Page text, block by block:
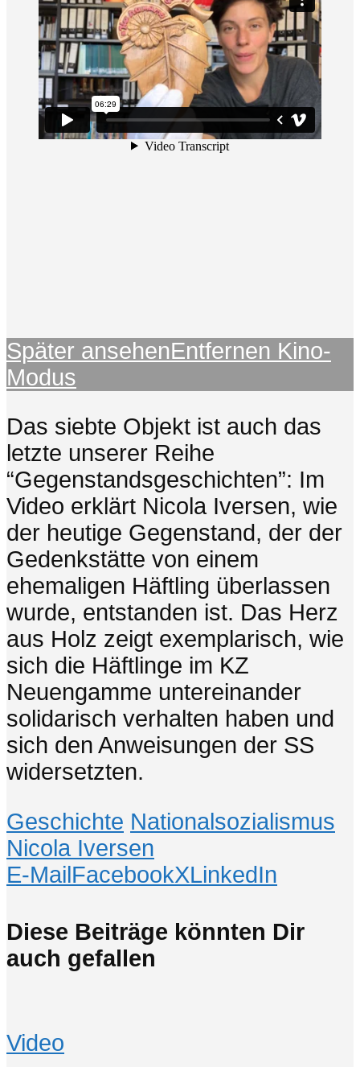
Später ansehenEntfernen Kino-
Modus
Das siebte Objekt ist auch das
letzte unserer Reihe
“Gegenstandsgeschichten”: Im
Video erklärt Nicola Iversen, wie
der heutige Gegenstand, der der
Gedenkstätte von einem
ehemaligen Häftling überlassen
wurde, entstanden ist. Das Herz
aus Holz zeigt exemplarisch, wie
sich die Häftlinge im KZ
Neuengamme untereinander
solidarisch verhalten haben und
sich den Anweisungen der SS
widersetzten.
Geschichte Nationalsozialismus
Nicola Iversen
E-MailFacebookXLinkedIn
Diese Beiträge könnten Dir
auch gefallen
Video